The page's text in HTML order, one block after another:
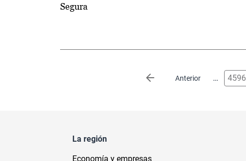
Segura
Anterior
Página anterior … 4596
La región
Economía y empresas